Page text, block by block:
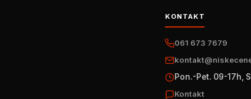
KONTAKT
061 673 7679
Pon.-Pet. 09-17h,
Kontakt